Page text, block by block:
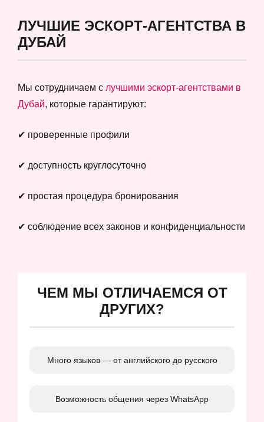
ЛУЧШИЕ ЭСКОРТ-АГЕНТСТВА В
ДУБАЙ
Мы сотрудничаем с лучшими эскорт-агентствами в
Дубай, которые гарантируют:
✔ проверенные профили
✔ доступность круглосуточно
✔ простая процедура бронирования
✔ соблюдение всех законов и конфиденциальности
ЧЕМ МЫ ОТЛИЧАЕМСЯ ОТ
ДРУГИХ?
Много языков — от английского до русского
Возможность общения через WhatsApp